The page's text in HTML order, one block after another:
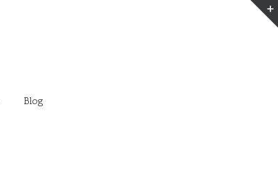
Blog